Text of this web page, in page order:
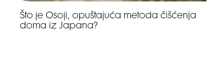
Što je Osoji, opuštajuća metoda čišćenja
doma iz Japana?